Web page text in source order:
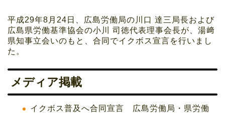
平成29年8月24日、広島労働局の川口 達三局長および
広島県労働基準協会の小川 司徳代表理事会長が、湯﨑
県知事立会いのもと、合同でイクボス宣言を行いまし
た。
メディア掲載
イクボス普及へ合同宣言 広島労働局・県労働